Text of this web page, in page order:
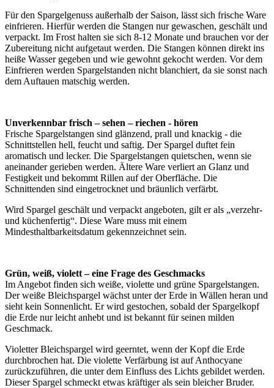
Für den Spargelgenuss außerhalb der Saison, lässt sich frische Ware
einfrieren. Hierfür werden die Stangen nur gewaschen, geschält und
verpackt. Im Frost halten sie sich 8-12 Monate und brauchen vor der
Zubereitung nicht aufgetaut werden. Die Stangen können direkt ins
heiße Wasser gegeben und wie gewohnt gekocht werden. Vor dem
Einfrieren werden Spargelstanden nicht blanchiert, da sie sonst nach
dem Auftauen matschig werden.
Unverkennbar frisch – sehen – riechen - hören
Frische Spargelstangen sind glänzend, prall und knackig - die
Schnittstellen hell, feucht und saftig. Der Spargel duftet fein
aromatisch und lecker. Die Spargelstangen quietschen, wenn sie
aneinander gerieben werden. Ältere Ware verliert an Glanz und
Festigkeit und bekommt Rillen auf der Oberfläche. Die
Schnittenden sind eingetrocknet und bräunlich verfärbt.
Wird Spargel geschält und verpackt angeboten, gilt er als „verzehr-
und küchenfertig“. Diese Ware muss mit einem
Mindesthaltbarkeitsdatum gekennzeichnet sein.
Grün, weiß, violett – eine Frage des Geschmacks
Im Angebot finden sich weiße, violette und grüne Spargelstangen.
Der weiße Bleichspargel wächst unter der Erde in Wällen heran und
sieht kein Sonnenlicht. Er wird gestochen, sobald der Spargelkopf
die Erde nur leicht anhebt und ist bekannt für seinen milden
Geschmack.
Violetter Bleichspargel wird geerntet, wenn der Kopf die Erde
durchbrochen hat. Die violette Verfärbung ist auf Anthocyane
zurückzuführen, die unter dem Einfluss des Lichts gebildet werden.
Dieser Spargel schmeckt etwas kräftiger als sein bleicher Bruder.